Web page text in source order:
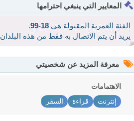
المعايير التي ينبغي احترامها
الفئة العمرية المقبولة هي 18-99
.
يريد أن يتم الاتصال به فقط من هذه البلدان
معرفة المزيد عن شخصيتي
الاهتمامات
إنترنت قراءة السفر